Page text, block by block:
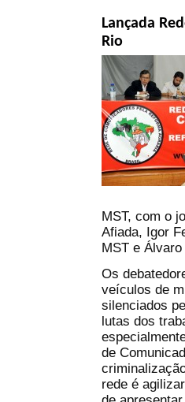
Lançada
Rio
MST, com o
Afiada, Igor
MST e
Os
veículos de
silenciados
lutas dos
de
rede é